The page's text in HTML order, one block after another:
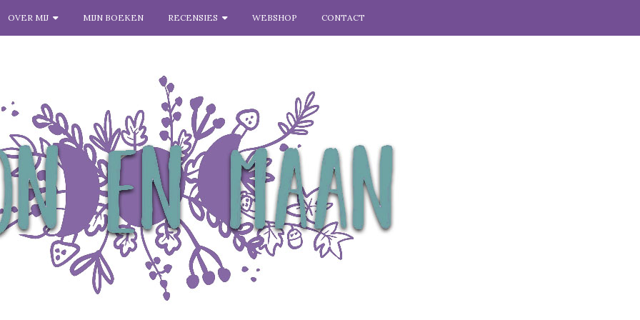
OVER MIJ MIJN BOEKEN RECENSIES WEBSHOP CONTACT